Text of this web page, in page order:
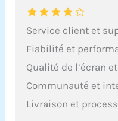
Service client et
Fiabilité et
Qualité de l’écran
Communauté et
Livraison et